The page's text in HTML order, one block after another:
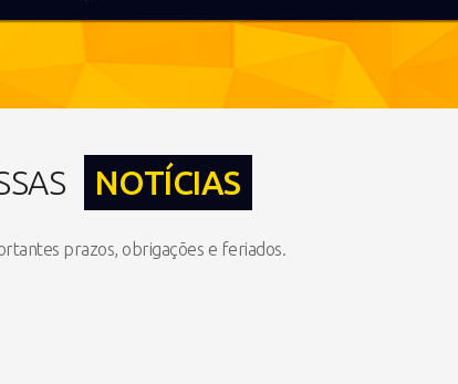
NOTÍCIAS
prazos, obrigações e feriados.